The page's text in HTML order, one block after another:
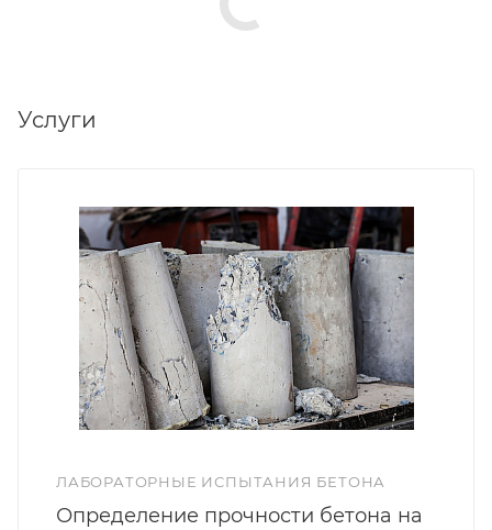
Услуги
ЛАБОРАТОРНЫЕ ИСПЫТАНИЯ БЕТОНА
Определение прочности бетона на